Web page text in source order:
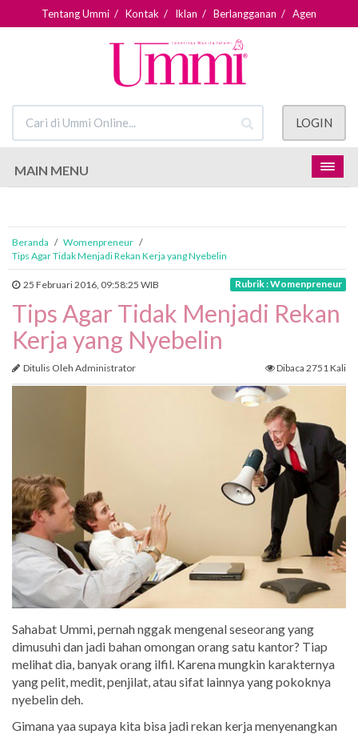
Tentang Ummi / Kontak / Iklan / Berlangganan / Agen
LOGIN
MAIN MENU
Beranda / Womenpreneur /
Tips Agar Tidak Menjadi Rekan Kerja yang Nyebelin
25 Februari 2016, 09:58:25 WIB Rubrik : Womenpreneur
Tips Agar Tidak Menjadi Rekan
Kerja yang Nyebelin
Ditulis Oleh Administrator Dibaca 2751 Kali
Sahabat Ummi, pernah nggak mengenal seseorang yang
dimusuhi dan jadi bahan omongan orang satu kantor? Tiap
melihat dia, banyak orang ilfil. Karena mungkin karakternya
yang pelit, medit, penjilat, atau sifat lainnya yang pokoknya
nyebelin deh.
Gimana yaa supaya kita bisa jadi rekan kerja menyenangkan